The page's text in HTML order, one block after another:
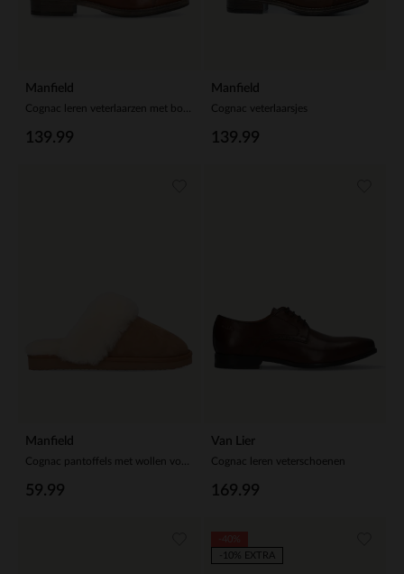
Manfield
139.99
Manfield
Cognac veterlaarsjes
139.99
Manfield
59.99
Van Lier
Cognac leren veterschoenen
169.99
-10% EXTRA